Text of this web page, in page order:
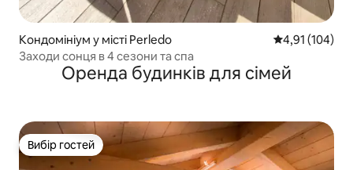
Кондомініум у місті Perledo Середня
4,91 (104)
Заходи сонця в 4 сезони та спа
Оренда будинків для сімей
Вибір гостей
Вибір гостей